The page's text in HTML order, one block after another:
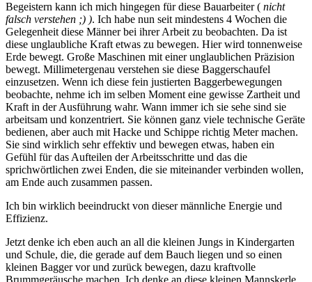
Begeistern kann ich mich hingegen für diese Bauarbeiter ( nicht
falsch verstehen ;) ). Ich habe nun seit mindestens 4 Wochen die
Gelegenheit diese Männer bei ihrer Arbeit zu beobachten. Da ist
diese unglaubliche Kraft etwas zu bewegen. Hier wird tonnenweise
Erde bewegt. Große Maschinen mit einer unglaublichen Präzision
bewegt. Millimetergenau verstehen sie diese Baggerschaufel
einzusetzen. Wenn ich diese fein justierten Baggerbewegungen
beobachte, nehme ich im selben Moment eine gewisse Zartheit und
Kraft in der Ausführung wahr. Wann immer ich sie sehe sind sie
arbeitsam und konzentriert. Sie können ganz viele technische Geräte
bedienen, aber auch mit Hacke und Schippe richtig Meter machen.
Sie sind wirklich sehr effektiv und bewegen etwas, haben ein
Gefühl für das Aufteilen der Arbeitsschritte und das die
sprichwörtlichen zwei Enden, die sie miteinander verbinden wollen,
am Ende auch zusammen passen.
Ich bin wirklich beeindruckt von dieser männliche Energie und
Effizienz.
Jetzt denke ich eben auch an all die kleinen Jungs in Kindergarten
und Schule, die, die gerade auf dem Bauch liegen und so einen
kleinen Bagger vor und zurück bewegen, dazu kraftvolle
Brummgeräusche machen. Ich denke an diese kleinen Mannskerle,